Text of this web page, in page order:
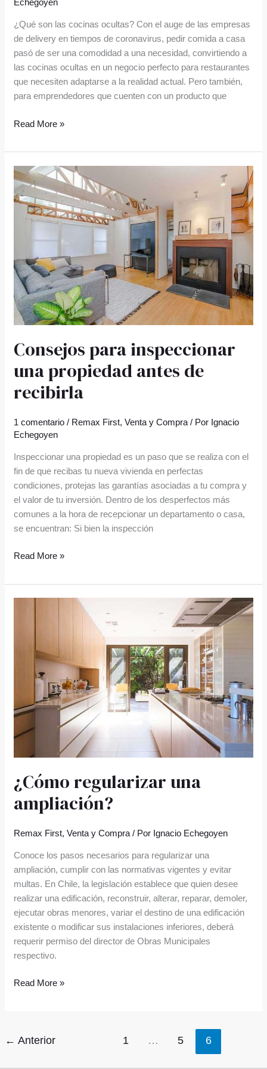
Echegoyen
¿Qué son las cocinas ocultas? Con el auge de las empresas
de delivery en tiempos de coronavirus, pedir comida a casa
pasó de ser una comodidad a una necesidad, convirtiendo a
las cocinas ocultas en un negocio perfecto para restaurantes
que necesiten adaptarse a la realidad actual. Pero también,
para emprendedores que cuenten con un producto que
Read More »
Consejos para inspeccionar
una propiedad antes de
recibirla
1 comentario / Remax First,Venta y Compra / Por Ignacio
Echegoyen
Inspeccionar una propiedad es un paso que se realiza con el
fin de que recibas tu nueva vivienda en perfectas
condiciones, protejas las garantías asociadas a tu compra y
el valor de tu inversión. Dentro de los desperfectos más
comunes a la hora de recepcionar un departamento o casa,
se encuentran: Si bien la inspección
Consejos
para
inspeccionar
una
antes
de
recibirla
Read More »
¿Cómo regularizar una
ampliación?
Remax First,Venta y Compra / Por Ignacio Echegoyen
Conoce los pasos necesarios para regularizar una
ampliación, cumplir con las normativas vigentes y evitar
multas. En Chile, la legislación establece que quien desee
realizar una edificación, reconstruir, alterar, reparar, demoler,
ejecutar obras menores, variar el destino de una edificación
existente o modificar sus instalaciones inferiores, deberá
requerir permiso del director de Obras Municipales
respectivo.
ampliación?
Read More »
← Anterior 1 … 5 6